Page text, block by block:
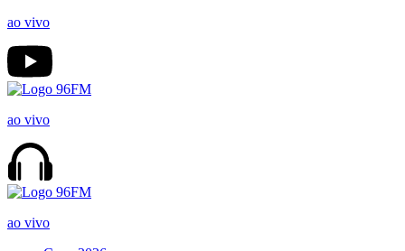
ao vivo
ao vivo
ao vivo